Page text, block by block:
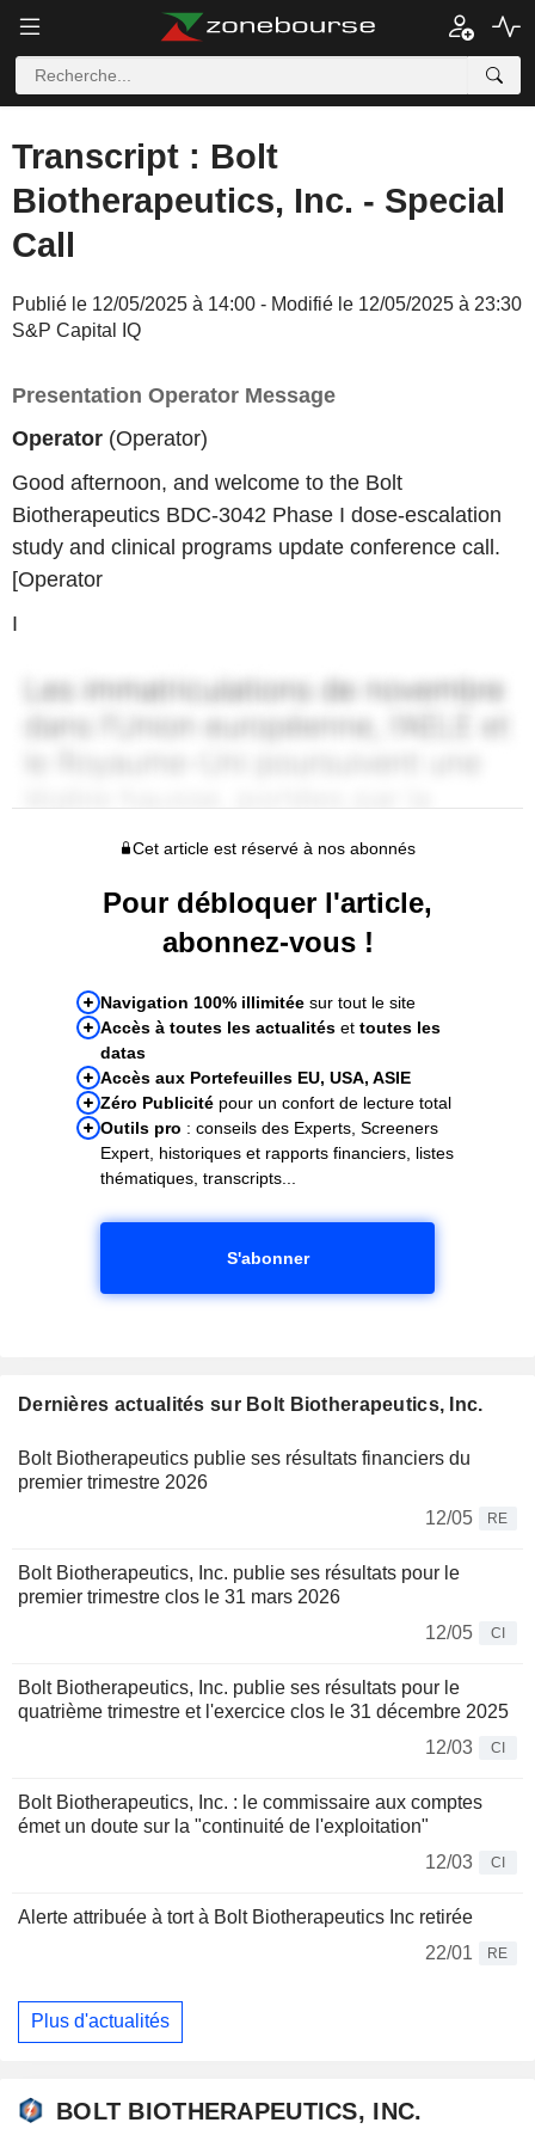
Transcript : Bolt
Biotherapeutics, Inc. - Special
Call
Publié le 12/05/2025 à 14:00 - Modifié le 12/05/2025 à 23:30
S&P Capital IQ
Presentation Operator Message
Operator (Operator)
Good afternoon, and welcome to the Bolt
Biotherapeutics BDC-3042 Phase I dose-escalation
study and clinical programs update conference call.
[Operator
I
Cet article est réservé à nos abonnés
Pour débloquer l'article,
abonnez-vous !
Navigation 100% illimitée sur tout le site
Accès à toutes les actualités et toutes les
datas
Accès aux Portefeuilles EU, USA, ASIE
Zéro Publicité pour un confort de lecture total
Outils pro : conseils des Experts, Screeners
Expert, historiques et rapports financiers, listes
thématiques, transcripts...
S'abonner
Dernières actualités sur Bolt Biotherapeutics, Inc.
Bolt Biotherapeutics publie ses résultats financiers du
premier trimestre 2026
12/05
RE
Bolt Biotherapeutics, Inc. publie ses résultats pour le
premier trimestre clos le 31 mars 2026
12/05
CI
Bolt Biotherapeutics, Inc. publie ses résultats pour le
quatrième trimestre et l'exercice clos le 31 décembre 2025
12/03
CI
Bolt Biotherapeutics, Inc. : le commissaire aux comptes
émet un doute sur la "continuité de l'exploitation"
12/03
CI
Alerte attribuée à tort à Bolt Biotherapeutics Inc retirée
22/01
RE
Plus d'actualités
BOLT BIOTHERAPEUTICS, INC.